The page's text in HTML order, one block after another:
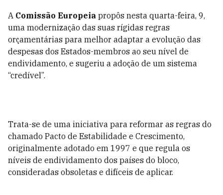
A Comissão Europeia propôs nesta quarta-feira, 9,
uma modernização das suas rígidas regras
orçamentárias para melhor adaptar a evolução das
despesas dos Estados-membros ao seu nível de
endividamento, e sugeriu a adoção de um sistema
“credível”.
Trata-se de uma iniciativa para reformar as regras do
chamado Pacto de Estabilidade e Crescimento,
originalmente adotado em 1997 e que regula os
níveis de endividamento dos países do bloco,
consideradas obsoletas e difíceis de aplicar.